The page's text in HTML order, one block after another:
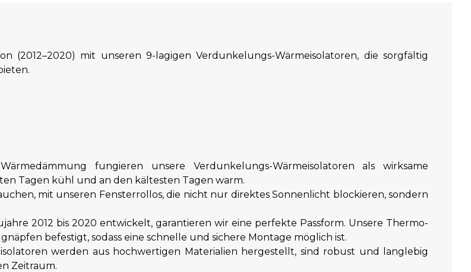
(2012–2020) mit unseren 9-lagigen Verdunkelungs-Wärmeisolatoren, die sorgfältig
fungieren unsere Verdunkelungs-Wärmeisolatoren als wirksame
Tagen kühl und an den kältesten Tagen warm.
mit unseren Fensterrollos, die nicht nur direktes Sonnenlicht blockieren, sondern
2012 bis 2020 entwickelt, garantieren wir eine perfekte Passform. Unsere Thermo-
befestigt, sodass eine schnelle und sichere Montage möglich ist.
werden aus hochwertigen Materialien hergestellt, sind robust und langlebig
Zeitraum.